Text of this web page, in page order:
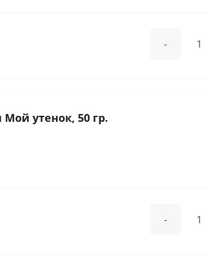
-
утенок, 50 гр.
-